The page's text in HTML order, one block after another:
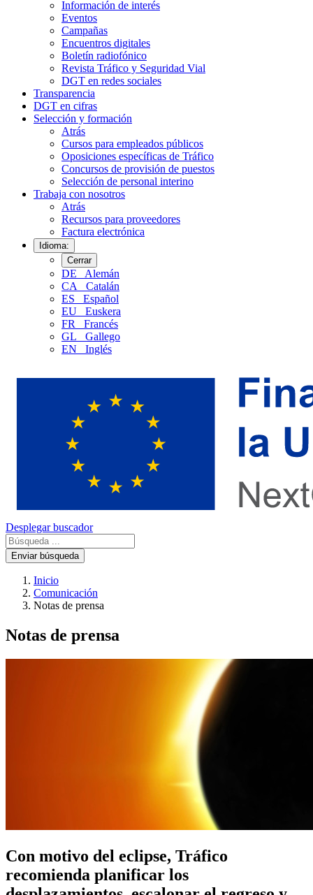
Información de interés
Eventos
Campañas
Encuentros digitales
Boletín radiofónico
Revista Tráfico y Seguridad Vial
DGT en redes sociales
Transparencia
DGT en cifras
Selección y formación
Atrás
Cursos para empleados públicos
Oposiciones específicas de Tráfico
Concursos de provisión de puestos
Selección de personal interino
Trabaja con nosotros
Atrás
Recursos para proveedores
Factura electrónica
Idioma:
Cerrar
DE
Alemán
CA
Catalán
ES
Español
EU
Euskera
FR
Francés
GL
Gallego
EN
Inglés
Desplegar buscador
Enviar búsqueda
Inicio
Comunicación
Notas de prensa
Notas de prensa
Con motivo del eclipse, Tráfico
recomienda planificar los